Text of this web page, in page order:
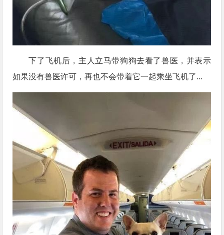
下了飞机后，主人立马带狗狗去看了兽医，并表示
如果没有兽医许可，再也不会带着它一起乘坐飞机了...